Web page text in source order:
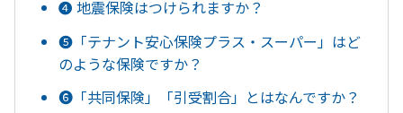
➍ 地震保険はつけられますか？
❺「テナント安心保険プラス・スーパー」はど
のような保険ですか？
❻「共同保険」「引受割合」とはなんですか？